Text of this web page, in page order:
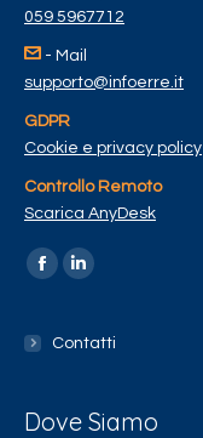
059 5967712
- Mail
supporto@infoerre.it
GDPR
Cookie e privacy policy
Controllo Remoto
Scarica AnyDesk
Find us on:
Contatti
Dove Siamo